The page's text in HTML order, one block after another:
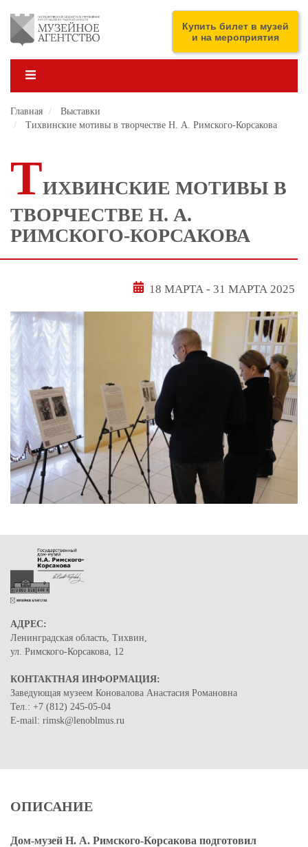
основному
содержанию
ENG
Купить билет в музей
и на мероприятия
Главная
Выставки
Тихвинские мотивы в творчестве Н. А. Римского-Корсакова
ТИХВИНСКИЕ МОТИВЫ В
ТВОРЧЕСТВЕ Н. А.
РИМСКОГО-КОРСАКОВА
18 МАРТА - 31 МАРТА 2025
АДРЕС:
Ленинградская область, Тихвин,
ул. Римского-Корсакова, 12
КОНТАКТНАЯ ИНФОРМАЦИЯ:
Заведующая музеем Коновалова Анастасия Романовна
Тел.: +7 (812) 245-05-04
E-mail: rimsk@lenoblmus.ru
ОПИСАНИЕ
Дом-музей Н. А. Римского-Корсакова подготовил